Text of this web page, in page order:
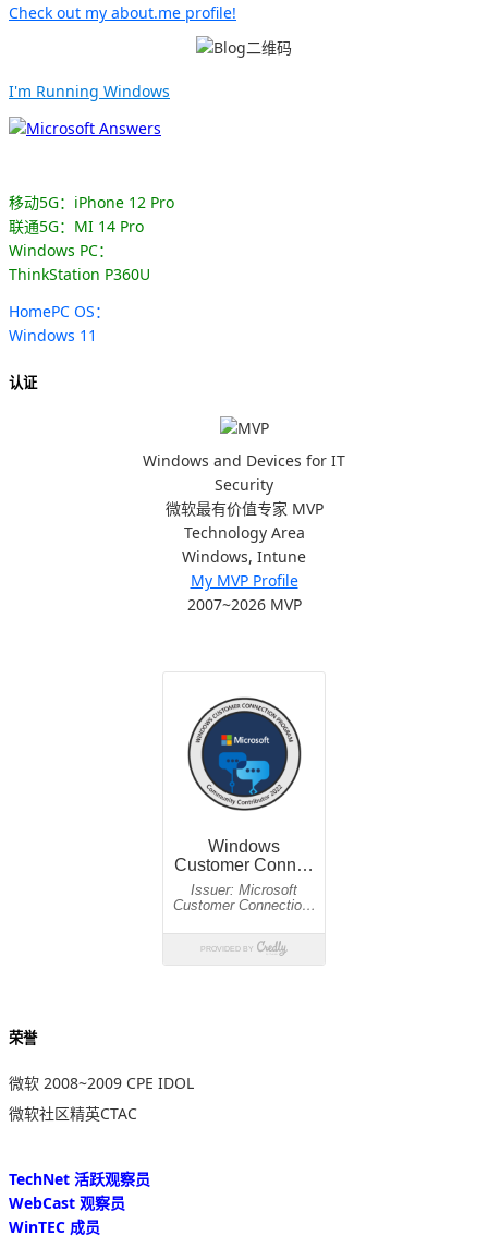
Check out my about.me profile!
I'm Running Windows
移动5G：iPhone 12 Pro
联通5G：MI 14 Pro
Windows PC：
ThinkStation P360U
HomePC OS：
Windows 11
认证
Windows and Devices for IT
Security
微软最有价值专家 MVP
Technology Area
Windows, Intune
My MVP Profile
2007~2026 MVP
荣誉
微软 2008~2009 CPE IDOL
微软社区精英CTAC
TechNet 活跃观察员
WebCast 观察员
WinTEC 成员